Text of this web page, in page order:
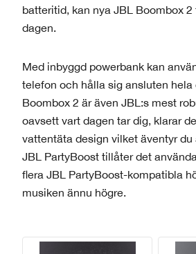
batteritid, kan nya JBL Boombox
dagen.
Med inbyggd powerbank kan
telefon och hålla sig ansluten hela
Boombox 2 är även JBL:s mest
oavsett vart dagen tar dig, klarar
vattentäta design vilket äventyr du
JBL PartyBoost tillåter det
flera JBL PartyBoost-kompatibla
musiken ännu högre.